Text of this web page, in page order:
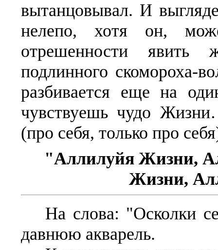
вытанцовывал. И
нелепо, хотя он,
отрешенности явить
подлинного скомороха-
разбивается еще на
чувствуешь чудо
(про себя, только про
"Аллилуйя Жизни,
Жизни,
На слова: "Осколки
давнюю акварель.